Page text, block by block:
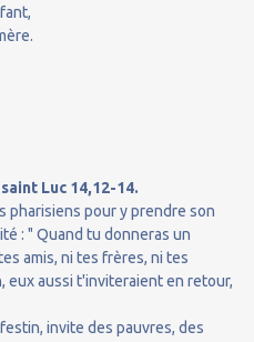
Luc 14,12-14.
pharisiens pour y prendre son
: " Quand tu donneras un
amis, ni tes frères, ni tes
eux aussi t'inviteraient en retour,
invite des pauvres, des